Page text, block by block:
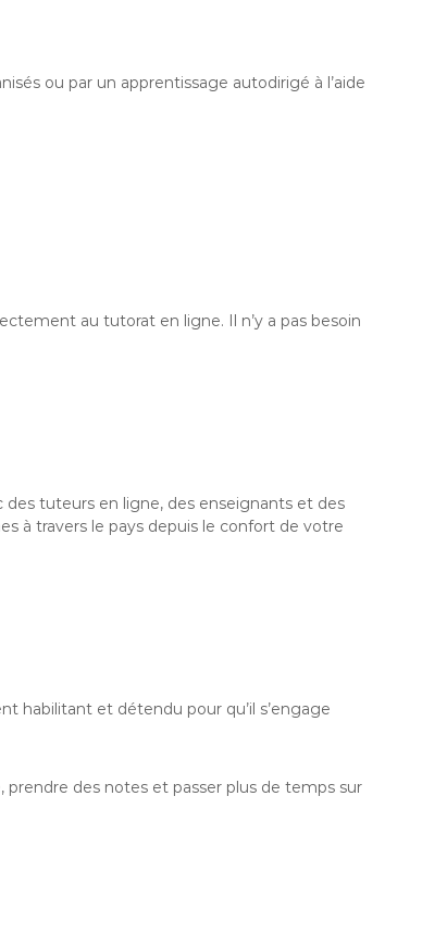
ou par un apprentissage autodirigé à l’aide
au tutorat en ligne. Il n’y a pas besoin
tuteurs en ligne, des enseignants et des
à travers le pays depuis le confort de votre
habilitant et détendu pour qu’il s’engage
des notes et passer plus de temps sur